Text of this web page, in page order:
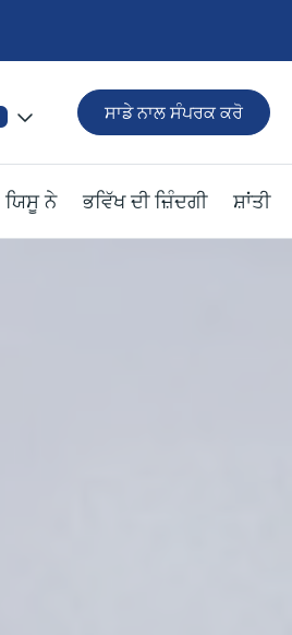
ਸਾਡੇ ਨਾਲ ਸੰਪਰਕ ਕਰੋ
ਯਿਸੂ ਨੇ ਭਵਿੱਖ ਦੀ ਜ਼ਿੰਦਗੀ ਸ਼ਾਂਤੀ